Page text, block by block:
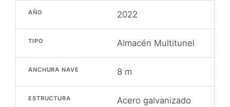
AÑO 2022
TIPO Almacén Multitunel
ANCHURA NAVE 8 m
ESTRUCTURA Acero galvanizado